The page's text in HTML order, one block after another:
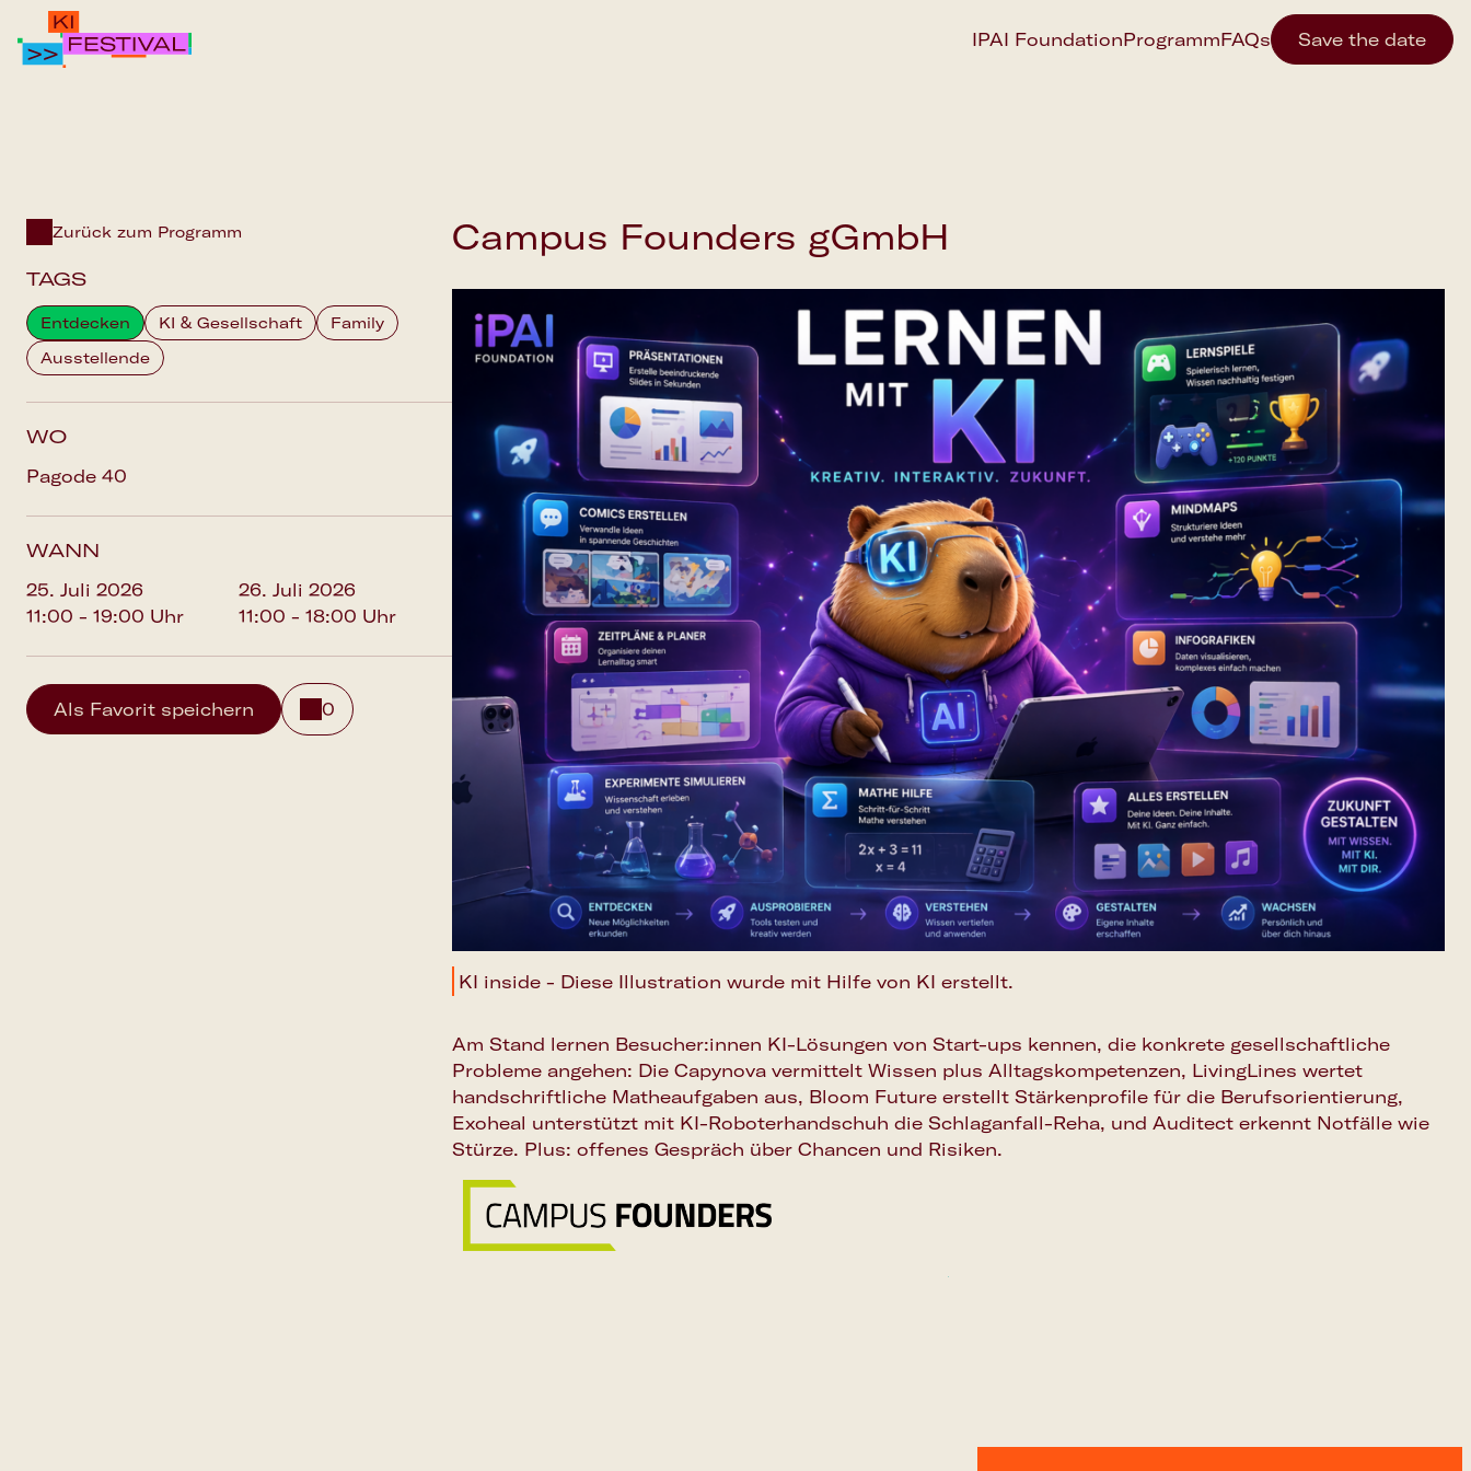
IPAI FoundationProgrammFAQs Save the date
FAQS
Zurück zum Programm
TAGS
Entdecken KI & Gesellschaft
Family
Ausstellende
WO
Pagode 40
WANN
25. Juli 2026
11:00 - 19:00 Uhr
26. Juli 2026
11:00 - 18:00 Uhr
Als Favorit speichern 0
Campus Founders gGmbH
KI inside - Diese Illustration wurde mit Hilfe von KI erstellt.
Am Stand lernen Besucher:innen KI-Lösungen von Start-ups kennen, die konkrete gesellschaftliche
Probleme angehen: Die Capynova vermittelt Wissen plus Alltagskompetenzen, LivingLines wertet
handschriftliche Matheaufgaben aus, Bloom Future erstellt Stärkenprofile für die Berufsorientierung,
Exoheal unterstützt mit KI-Roboterhandschuh die Schlaganfall-Reha, und Auditect erkennt Notfälle wie
Stürze. Plus: offenes Gespräch über Chancen und Risiken.